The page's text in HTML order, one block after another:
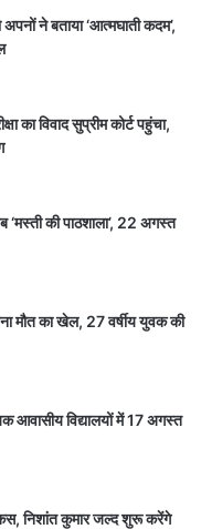
ने बताया ‘आत्मघाती कदम’,
का विवाद सुप्रीम कोर्ट पहुंचा,
की पाठशाला’, 22 अगस्त
मौत का खेल, 27 वर्षीय युवक की
आवासीय विद्यालयों में 17 अगस्त
निशांत कुमार जल्द शुरू करेंगे